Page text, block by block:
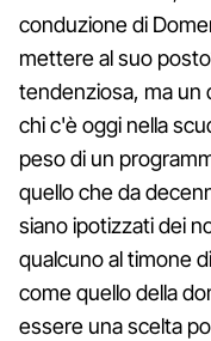
conduzione di
mettere al suo
tendenziosa, ma un
chi c'è oggi nella
peso di un
quello che da
siano ipotizzati dei
qualcuno al timone
come quello della
essere una scelta